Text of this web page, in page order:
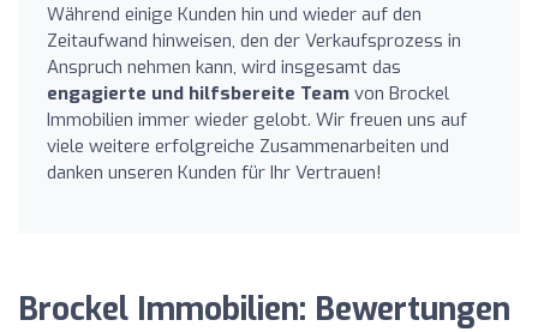
Während einige Kunden hin und wieder auf den
Zeitaufwand hinweisen, den der Verkaufsprozess in
Anspruch nehmen kann, wird insgesamt das
engagierte und hilfsbereite Team von Brockel
Immobilien immer wieder gelobt. Wir freuen uns auf
viele weitere erfolgreiche Zusammenarbeiten und
danken unseren Kunden für Ihr Vertrauen!
Brockel Immobilien: Bewertungen